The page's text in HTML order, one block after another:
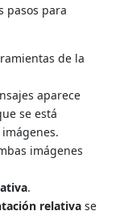
pasos para
de la
aparece
se está
imágenes
.
relativase